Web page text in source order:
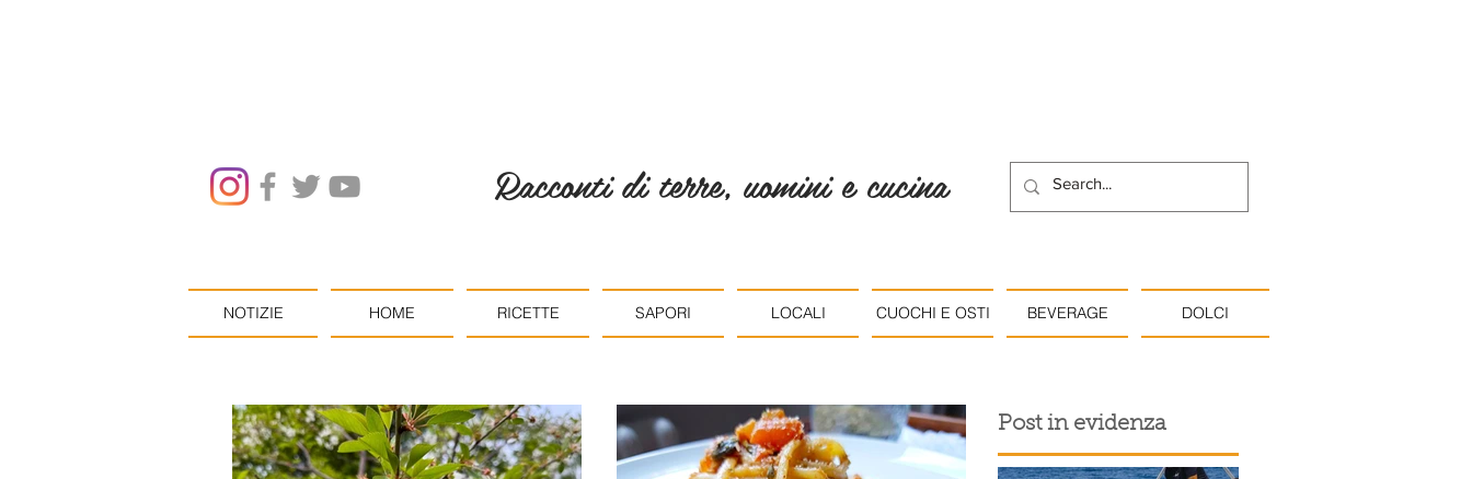
Racconti di terre, uomini e cucina
NOTIZIE HOME RICETTE SAPORI LOCALI CUOCHI E OSTI BEVERAGE DOLCI
Post in evidenza